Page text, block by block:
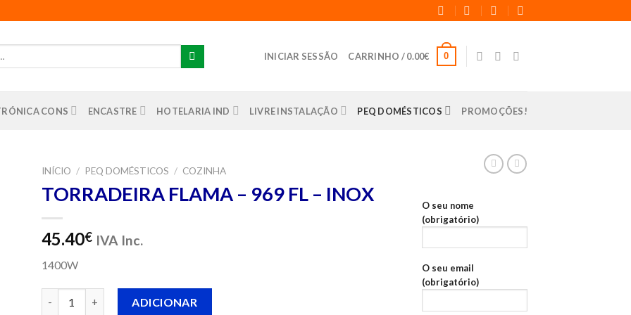
INICIAR SESSÃO CARRINHO /0.00€ 0
CONS ENCASTRE HOTELARIA IND LIVRE INSTALAÇÃO PEQ DOMÉSTICOS PROMOÇÕES!
INÍCIO / PEQ DOMÉSTICOS / COZINHA
TORRADEIRA FLAMA – 969 FL – INOX
45.40€ IVA Inc.
1400W
ADICIONAR
O seu nome
(obrigatório)
O seu email
(obrigatório)